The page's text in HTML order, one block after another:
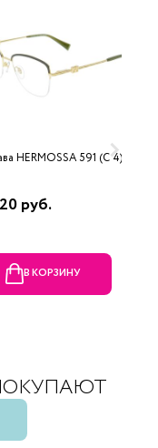
HERMOSSA 591 (C 4)
руб.
В КОРЗИНУ